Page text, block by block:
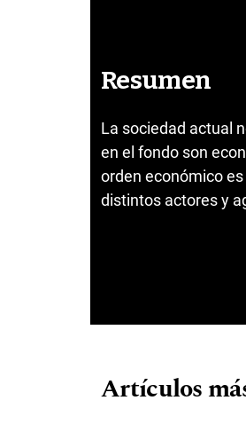
Resumen
La sociedad actual
en el fondo son
orden económico
distintos actores y
Artículos